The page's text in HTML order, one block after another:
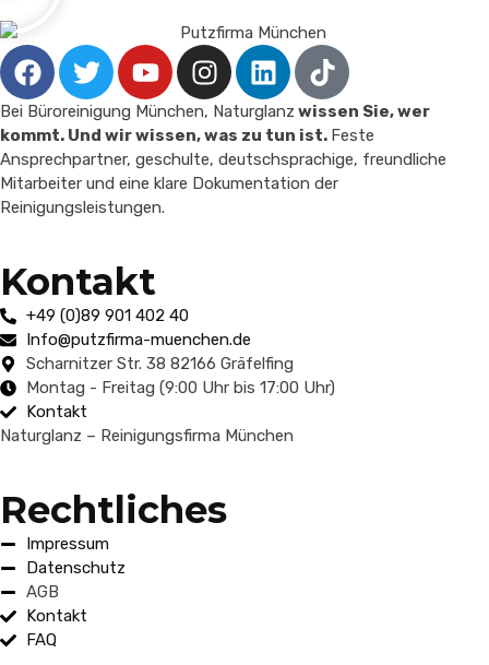
Bei Büroreinigung München, Naturglanz wissen Sie, wer
kommt. Und wir wissen, was zu tun ist. Feste
Ansprechpartner, geschulte, deutschsprachige, freundliche
Mitarbeiter und eine klare Dokumentation der
Reinigungsleistungen.
Kontakt
+49 (0)89 901 402 40
Info@putzfirma-muenchen.de
Scharnitzer Str. 38 82166 Gräfelfing
Montag - Freitag (9:00 Uhr bis 17:00 Uhr)
Kontakt
Naturglanz – Reinigungsfirma München
Rechtliches
Impressum
Datenschutz
AGB
Kontakt
FAQ